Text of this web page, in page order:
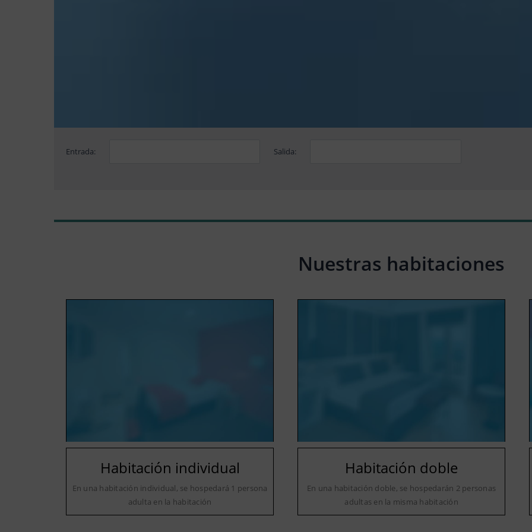
Entrada: Salida:
Nuestras habitaciones
Habitación individual
En una habitación individual, se hospedará 1 persona
adulta en la habitación
Habitación doble
En una habitación doble, se hospedarán 2 personas
adultas en la misma habitación